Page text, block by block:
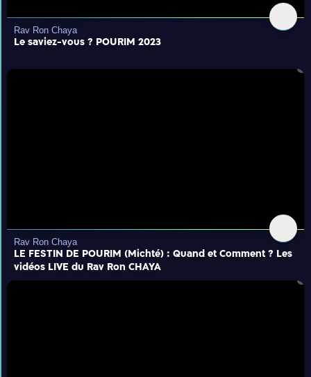
Rav Ron Chaya
Le saviez-vous ? POURIM 2023
Rav Ron Chaya
LE FESTIN DE POURIM (Michté) : Quand et Comment ? Les
vidéos LIVE du Rav Ron CHAYA